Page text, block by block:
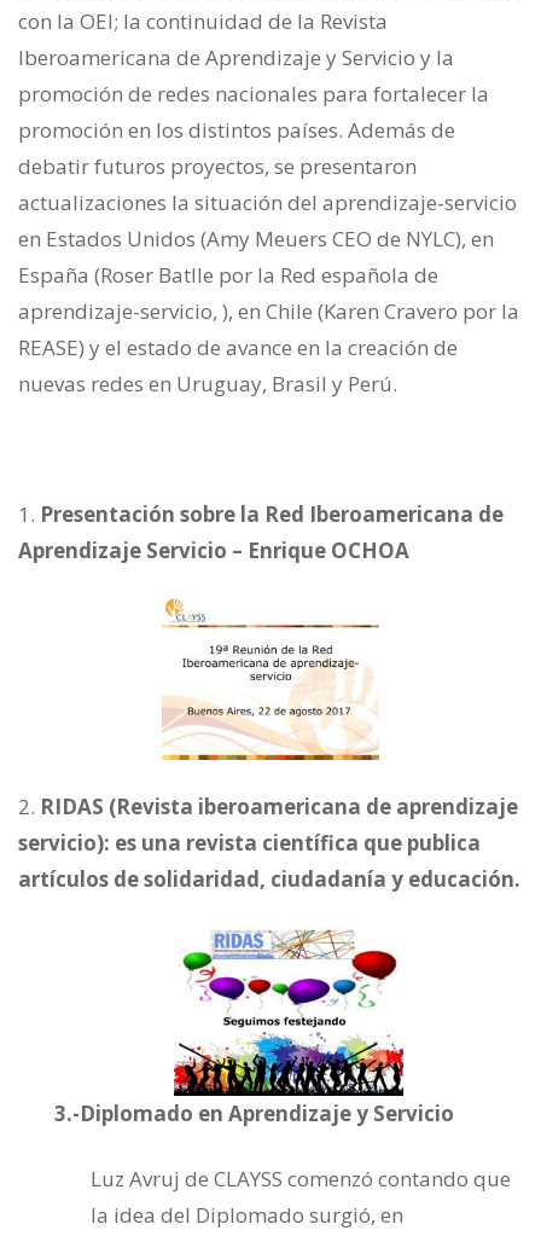
con la OEI; la continuidad de la Revista
Iberoamericana de Aprendizaje y Servicio y la
promoción de redes nacionales para fortalecer la
promoción en los distintos países. Además de
debatir futuros proyectos, se presentaron
actualizaciones la situación del aprendizaje-servicio
en Estados Unidos (Amy Meuers CEO de NYLC), en
España (Roser Batlle por la Red española de
aprendizaje-servicio, ), en Chile (Karen Cravero por la
REASE) y el estado de avance en la creación de
nuevas redes en Uruguay, Brasil y Perú.
Presentación sobre la Red Iberoamericana de
Aprendizaje Servicio – Enrique OCHOA
RIDAS (Revista iberoamericana de aprendizaje
servicio): es una revista científica que publica
artículos de solidaridad, ciudadanía y educación.
3.-Diplomado en Aprendizaje y Servicio
Luz Avruj de CLAYSS comenzó contando que
la idea del Diplomado surgió, en